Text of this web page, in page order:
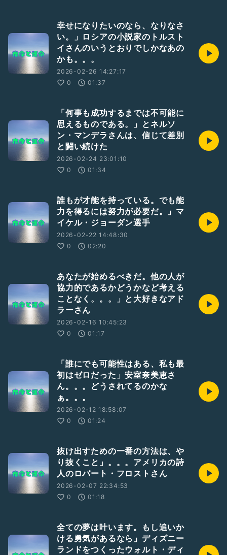
幸せになりたいのなら、なりなさ
い。」ロシアの小説家のトルスト
イさんのいうとおりでしかなあの
かも。。。
2026-02-26 14:27:17
0
01:37
「何事も成功するまでは不可能に
思えるものである。」とネルソ
ン・マンデラさんは、信じて差別
と闘い続けた
2026-02-24 23:01:10
0
01:34
誰もが才能を持っている。でも能
力を得るには努力が必要だ。」マ
イケル・ジョーダン選手
2026-02-22 14:48:30
0
02:20
あなたが始めるべきだ。他の人が
協力的であるかどうかなど考える
ことなく。。。」と大好きなアド
ラーさん
2026-02-16 10:45:23
0
01:17
「誰にでも可能性はある、私も最
初はゼロだった」安室奈美恵さ
ん。。。どうされてるのかな
ぁ。。。
2026-02-12 18:58:07
0
01:24
抜け出すための一番の方法は、や
り抜くこと」。。。アメリカの詩
人のロバート・フロストさん
2026-02-07 22:34:53
0
01:18
全ての夢は叶います。もし追いか
ける勇気があるなら」ディズニー
ランドをつくったウォルト・ディ